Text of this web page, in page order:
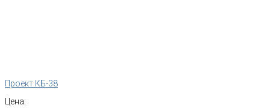
Проект КБ-38
Цена: